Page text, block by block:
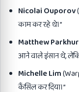
Nicolai Ouporov
काम कर रहे थे।”
Matthew
आने वाले इंसान थे,
Michelle Lim
कैंसिल कर दिया।”